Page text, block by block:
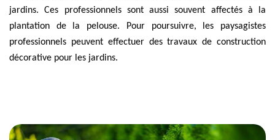
jardins. Ces professionnels sont aussi souvent affectés à la
plantation de la pelouse. Pour poursuivre, les paysagistes
professionnels peuvent effectuer des travaux de construction
décorative pour les jardins.